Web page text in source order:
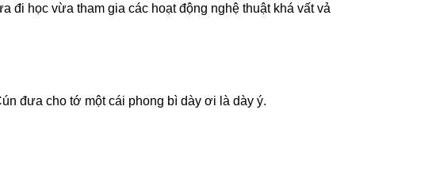
học vừa tham gia các hoạt động nghệ thuật khá vất vả
đưa cho tớ một cái phong bì dày ơi là dày ý.